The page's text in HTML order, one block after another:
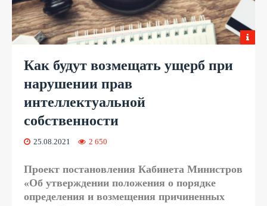
Как будут возмещать ущерб при
нарушении прав
интеллектуальной
собственности
25.08.2021 2 650
Проект постановления Кабинета Министров
«Об утверждении положения о порядке
определения и возмещения причиненных